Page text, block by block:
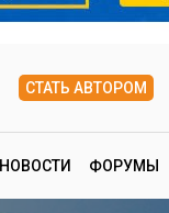
СТАТЬ АВТОРОМ
НОВОСТИ ФОРУМЫ